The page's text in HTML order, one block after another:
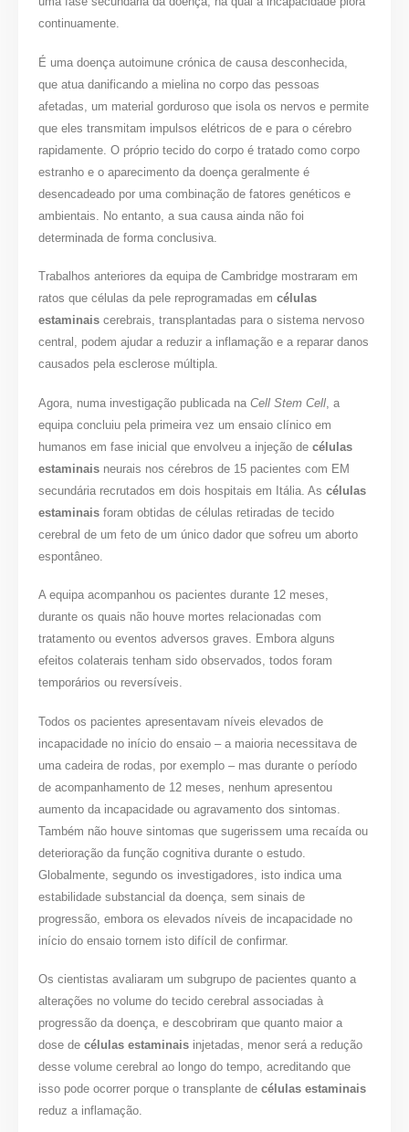
continuamente.
É uma doença autoimune crónica de causa desconhecida,
que atua danificando a mielina no corpo das pessoas
afetadas, um material gorduroso que isola os nervos e permite
que eles transmitam impulsos elétricos de e para o cérebro
rapidamente. O próprio tecido do corpo é tratado como corpo
estranho e o aparecimento da doença geralmente é
desencadeado por uma combinação de fatores genéticos e
ambientais. No entanto, a sua causa ainda não foi
determinada de forma conclusiva.
Trabalhos anteriores da equipa de Cambridge mostraram em
ratos que células da pele reprogramadas emcélulas
estaminais cerebrais, transplantadas para o sistema nervoso
central, podem ajudar a reduzir a inflamação e a reparar danos
causados ​​pela esclerose múltipla.
Agora, numa investigação publicada naCell Stem Cell , a
equipa concluiu pela primeira vez um ensaio clínico em
humanos em fase inicial que envolveu a injeção decélulas
estaminais neurais nos cérebros de 15 pacientes com EM
secundária recrutados em dois hospitais em Itália. Ascélulas
estaminais foram obtidas de células retiradas de tecido
cerebral de um feto de um único dador que sofreu um aborto
espontâneo.
A equipa acompanhou os pacientes durante 12 meses,
durante os quais não houve mortes relacionadas com
tratamento ou eventos adversos graves. Embora alguns
efeitos colaterais tenham sido observados, todos foram
temporários ou reversíveis.
Todos os pacientes apresentavam níveis elevados de
incapacidade no início do ensaio – a maioria necessitava de
uma cadeira de rodas, por exemplo – mas durante o período
de acompanhamento de 12 meses, nenhum apresentou
aumento da incapacidade ou agravamento dos sintomas.
Também não houve sintomas que sugerissem uma recaída ou
deterioração da função cognitiva durante o estudo.
Globalmente, segundo os investigadores, isto indica uma
estabilidade substancial da doença, sem sinais de
progressão, embora os elevados níveis de incapacidade no
início do ensaio tornem isto difícil de confirmar.
Os cientistas avaliaram um subgrupo de pacientes quanto a
alterações no volume do tecido cerebral associadas à
progressão da doença, e descobriram que quanto maior a
dose de células estaminais injetadas, menor será a redução
desse volume cerebral ao longo do tempo, acreditando que
isso pode ocorrer porque o transplante decélulas estaminais
reduz a inflamação.